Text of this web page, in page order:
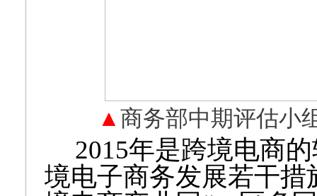
▲ 商务部中期评估小
2015年是跨境电商
境电子商务发展若干